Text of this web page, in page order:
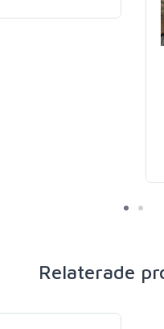
Relaterade